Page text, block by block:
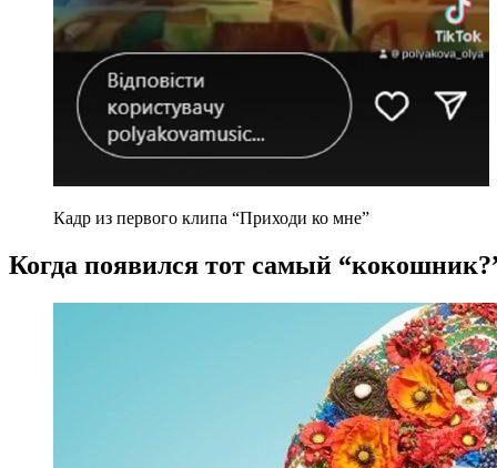
Кадр из первого клипа “Приходи ко мне”
Когда появился тот самый